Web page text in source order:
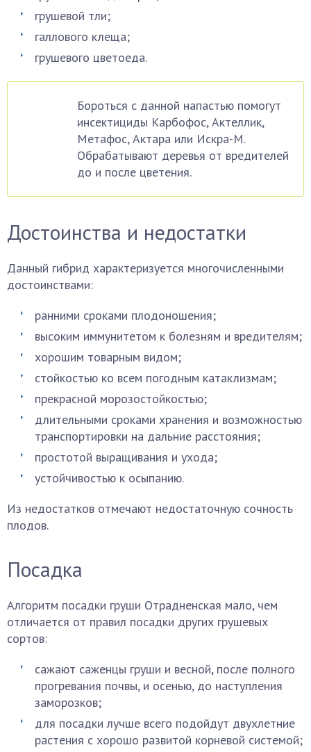
грушевой тли;
галлового клеща;
грушевого цветоеда.
Бороться с данной напастью помогут
инсектициды Карбофос, Актеллик,
Метафос, Актара или Искра-М.
Обрабатывают деревья от вредителей
до и после цветения.
Достоинства и недостатки
Данный гибрид характеризуется многочисленными
достоинствами:
ранними сроками плодоношения;
высоким иммунитетом к болезням и вредителям;
хорошим товарным видом;
стойкостью ко всем погодным катаклизмам;
прекрасной морозостойкостью;
длительными сроками хранения и возможностью
транспортировки на дальние расстояния;
простотой выращивания и ухода;
устойчивостью к осыпанию.
Из недостатков отмечают недостаточную сочность
плодов.
Посадка
Алгоритм посадки груши Отрадненская мало, чем
отличается от правил посадки других грушевых
сортов:
сажают саженцы груши и весной, после полного
прогревания почвы, и осенью, до наступления
заморозков;
для посадки лучше всего подойдут двухлетние
растения с хорошо развитой корневой системой;